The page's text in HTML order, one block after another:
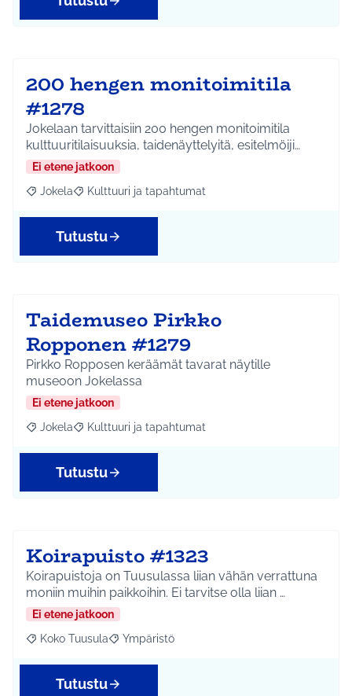
200 hengen monitoimitila
#1278
Jokelaan tarvittaisiin 200 hengen monitoimitila
kulttuuritilaisuuksia, taidenäyttelyitä, esitelmöiji…
Ei etene jatkoon
Rajaa tulokset aihepiirin mukaan: Jokela
Jokela Rajaa tulokset teeman mukaan: Kulttuuri ja
Kulttuuri ja tapahtumat
Tutustu
Taidemuseo Pirkko
Ropponen #1279
Pirkko Ropposen keräämät tavarat näytille
museoon Jokelassa
Ei etene jatkoon
Rajaa tulokset aihepiirin mukaan: Jokela
Jokela Rajaa tulokset teeman mukaan: Kulttuuri ja
Kulttuuri ja tapahtumat
Tutustu
Koirapuisto #1323
Koirapuistoja on Tuusulassa liian vähän verrattuna
moniin muihin paikkoihin. Ei tarvitse olla liian …
Ei etene jatkoon
Rajaa tulokset aihepiirin mukaan: Koko Tuusula
Koko Tuusula Rajaa tulokset teeman mukaan: Ympäristö
Ympäristö
Tutustu